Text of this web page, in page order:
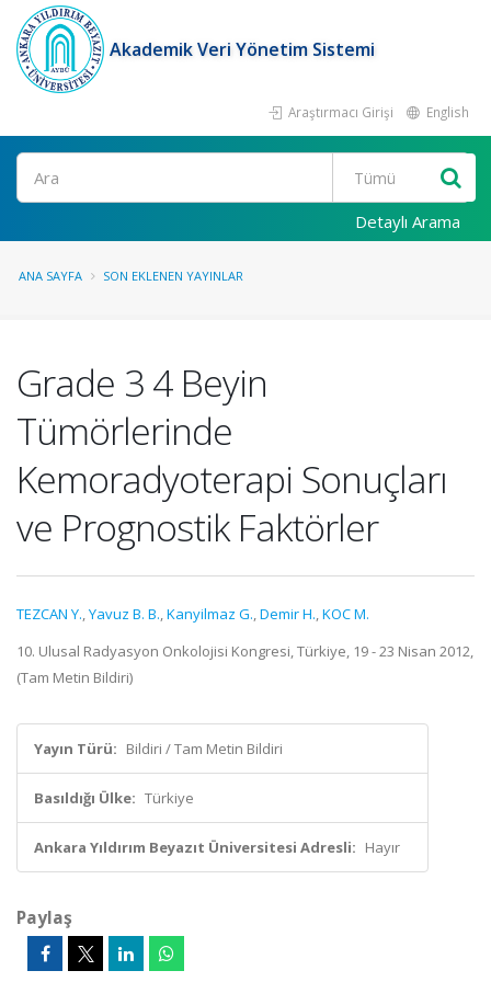
Akademik Veri Yönetim Sistemi
Araştırmacı Girişi English
Ara
Detaylı Arama
ANA SAYFA SON EKLENEN YAYINLAR
Grade 3 4 Beyin
Tümörlerinde
Kemoradyoterapi Sonuçları
ve Prognostik Faktörler
TEZCAN Y.,Yavuz B. B.,Kanyilmaz G.,Demir H.,KOC M.
10. Ulusal Radyasyon Onkolojisi Kongresi, Türkiye, 19 - 23 Nisan 2012,
(Tam Metin Bildiri)
Yayın Türü: Bildiri / Tam Metin Bildiri
Basıldığı Ülke: Türkiye
Ankara Yıldırım Beyazıt Üniversitesi Adresli: Hayır
Paylaş